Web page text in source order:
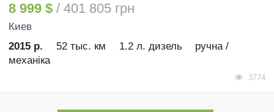
8 999 $ / 401 805 грн
Киев
2015 р.
52 тыс. км 1.2 л. дизель
ручна /
механіка
3774